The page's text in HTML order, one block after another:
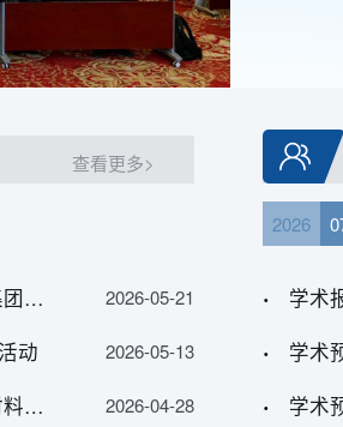
查看更多>
资源能源中心/甘肃省黏土矿物重点实验室与蒙发能源控股集团座谈交流 2026-05-21
动 2026-05-13
资源能源中心/甘肃省黏土矿物重点实验室与陕西中科纳米材料股份有限公司座谈交流 2026-04-28
2026
学术
学术
学术